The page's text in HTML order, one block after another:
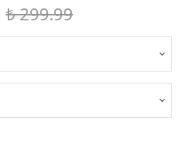
₺ 299.99